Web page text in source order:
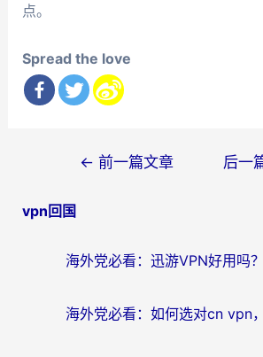
点。
Spread the love
导
← 前一篇文章 后一
vpn回国